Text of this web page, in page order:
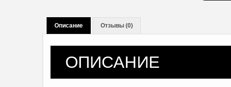
Описание Отзывы (0)
ОПИСАНИЕ